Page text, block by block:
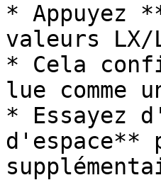
* Appuyez
valeurs LX/
* Cela
lue comme
* Essayez
d'espace**